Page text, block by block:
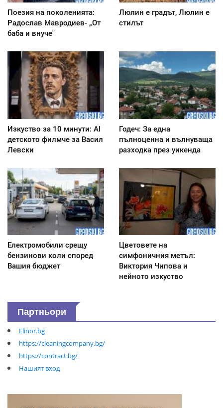
Поезия на поколенията:
Радослав Мавродиев- „От
баба и внуче"
Люлин е градът, Люлин е
стилът
Изкуство за 10 минути: AI
детското филмче за Васил
Левски
Годеч: За една
пълноценна и вълнуваща
разходка през уикенда
Електромобили срещу
бензинови коли според
Вашия бюджет
Цветовете на
симфоничния метъл:
Виктория Чипова и
нейното изкуство
Партньори
Elinor.bg
https://cleaningcompany.bg/
https://contract.bg/
Нашият вход